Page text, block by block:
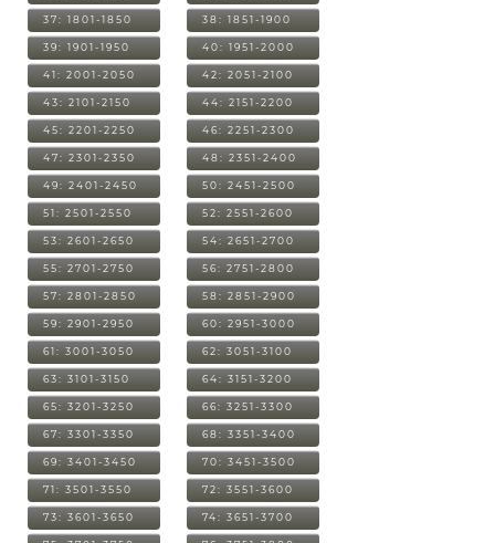
37: 1801-1850 38: 1851-1900
39: 1901-1950 40: 1951-2000
41: 2001-2050 42: 2051-2100
43: 2101-2150 44: 2151-2200
45: 2201-2250 46: 2251-2300
47: 2301-2350 48: 2351-2400
49: 2401-2450 50: 2451-2500
51: 2501-2550 52: 2551-2600
53: 2601-2650 54: 2651-2700
55: 2701-2750 56: 2751-2800
57: 2801-2850 58: 2851-2900
59: 2901-2950 60: 2951-3000
61: 3001-3050 62: 3051-3100
63: 3101-3150 64: 3151-3200
65: 3201-3250 66: 3251-3300
67: 3301-3350 68: 3351-3400
69: 3401-3450 70: 3451-3500
71: 3501-3550 72: 3551-3600
73: 3601-3650 74: 3651-3700